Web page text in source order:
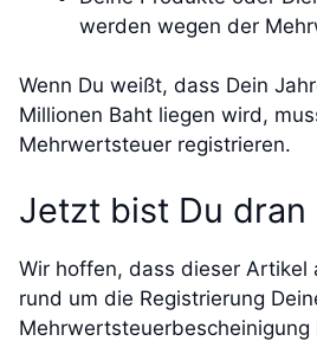
werden wegen der
Wenn Du weißt, dass Dein
Millionen Baht liegen wird,
Mehrwertsteuer registrieren.
Jetzt bist Du dran
Wir hoffen, dass dieser Artikel
rund um die Registrierung
Mehrwertsteuerbescheinigung